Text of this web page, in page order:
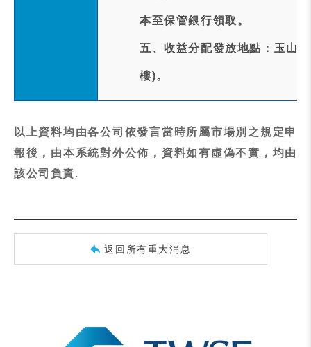
本至保管銀行領取。
五、收益分配發放地點：玉山
樓)。
以上資料均由各公司依發言當時所屬市場別之規定申
報後，由本系統對外公佈，資料如有虛偽不實，均由
該公司負責.
返回所有重大消息